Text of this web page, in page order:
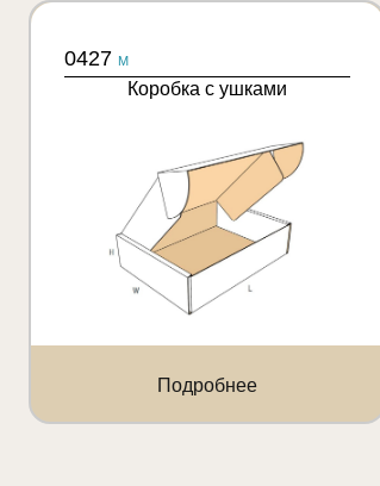
0427 M
Коробка с ушками
Подробнее